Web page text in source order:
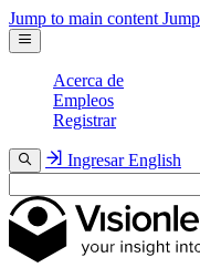
Jump to main content
Acerca de
Empleos
Registrar
Ingresar English